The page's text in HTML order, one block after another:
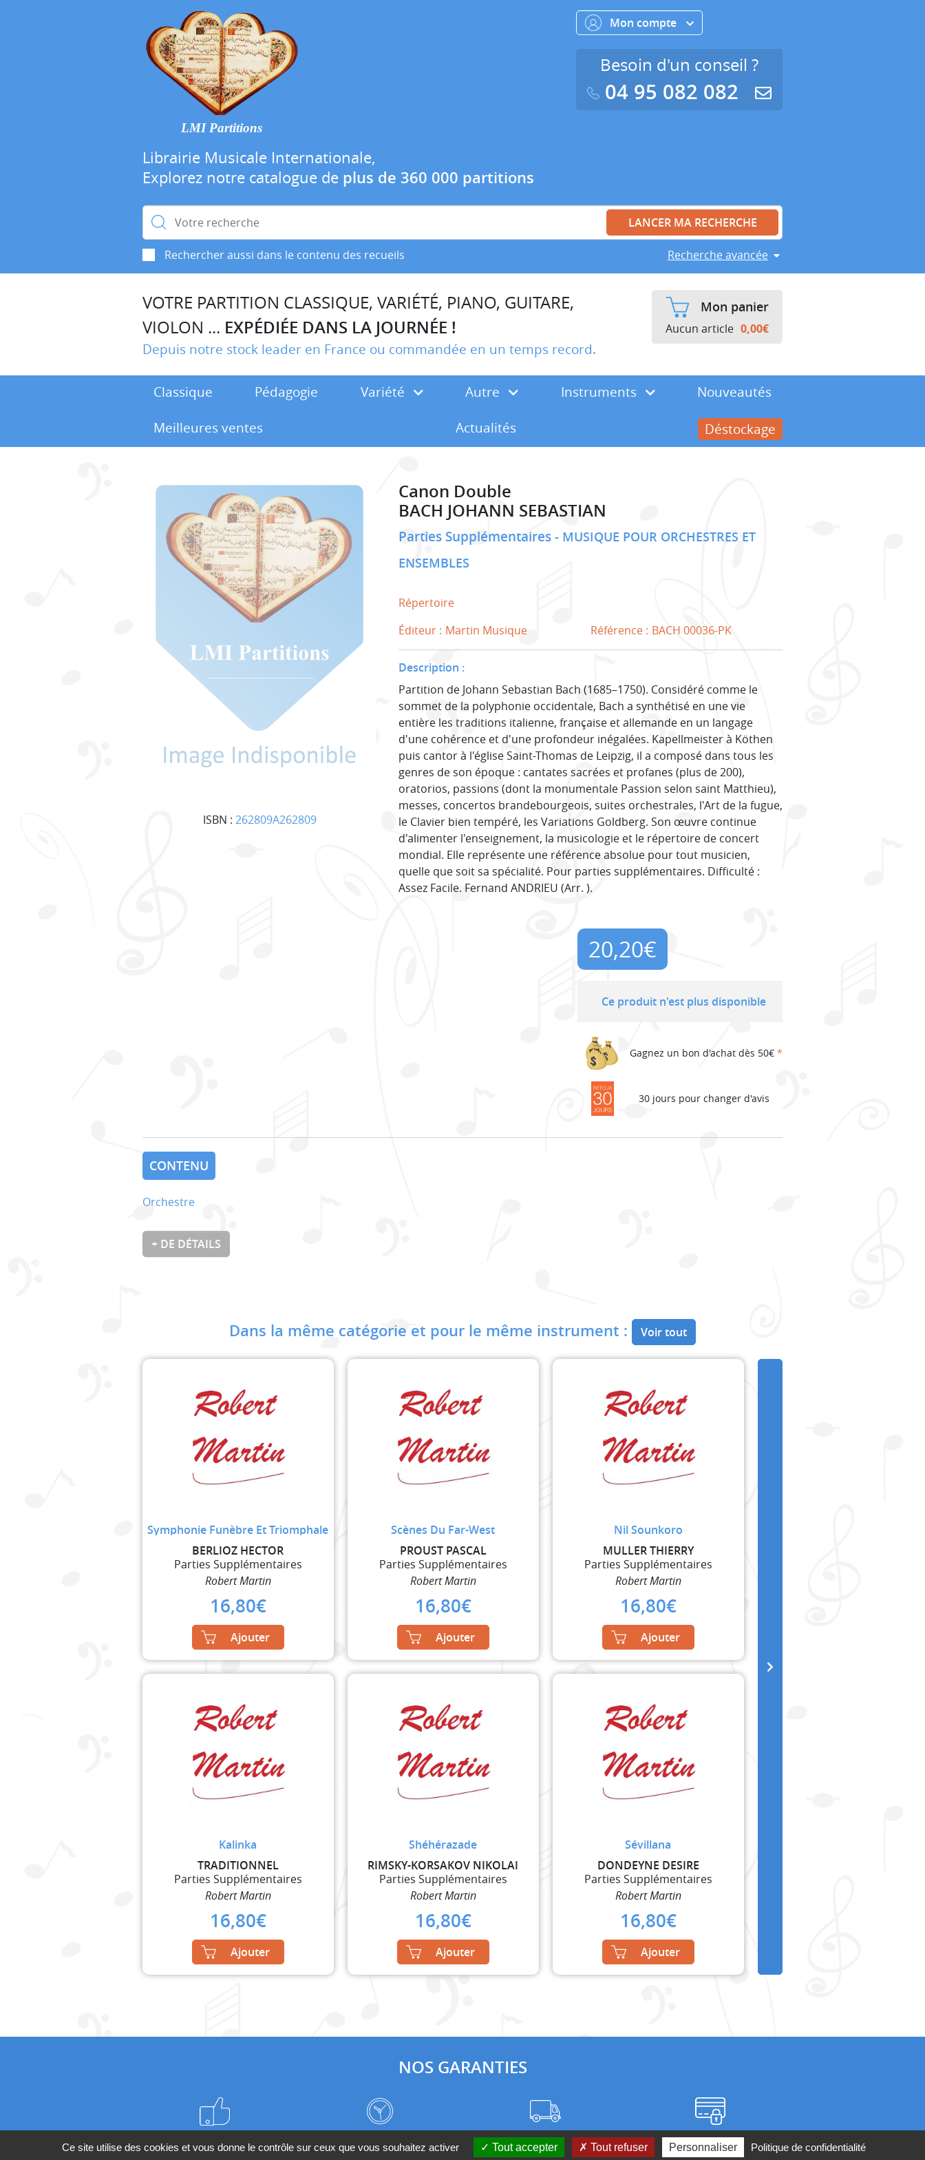
LMI Partitions
Librairie Musicale Internationale,
Explorez notre catalogue de plus de 360 000 partitions
Rechercher :
Rechercher aussi dans le contenu des recueils Recherche avancée
Mon compte
Besoin d'un conseil ?
04 95 082 082
VOTRE PARTITION CLASSIQUE, VARIÉTÉ, PIANO, GUITARE,
VIOLON ... EXPÉDIÉE DANS LA JOURNÉE !
Depuis notre stock leader en France ou commandée en un temps record.
Mon panier
Aucun article 0,00€
Classique Pédagogie Variété Autre Instruments
Nouveautés
Meilleures ventes
Actualités Déstockage
ISBN : 262809A262809
Canon Double
BACH JOHANN SEBASTIAN
Parties Supplémentaires
MUSIQUE POUR ORCHESTRES ET
ENSEMBLES
Répertoire
Éditeur : Martin Musique Référence : BACH 00036-PK
Description :
Partition de Johann Sebastian Bach (1685–1750). Considéré comme le
sommet de la polyphonie occidentale, Bach a synthétisé en une vie
entière les traditions italienne, française et allemande en un langage
d'une cohérence et d'une profondeur inégalées. Kapellmeister à Köthen
puis cantor à l'église Saint-Thomas de Leipzig, il a composé dans tous les
genres de son époque : cantates sacrées et profanes (plus de 200),
oratorios, passions (dont la monumentale Passion selon saint Matthieu),
messes, concertos brandebourgeois, suites orchestrales, l'Art de la fugue,
le Clavier bien tempéré, les Variations Goldberg. Son œuvre continue
d'alimenter l'enseignement, la musicologie et le répertoire de concert
mondial. Elle représente une référence absolue pour tout musicien,
quelle que soit sa spécialité. Pour parties supplémentaires. Difficulté :
Assez Facile. Fernand ANDRIEU (Arr. ).
20,20€
Ce produit n'est plus disponible
Gagnez un bon d'achat dès 50€ *
30 jours pour changer d'avis
CONTENU
Orchestre
+ DE DÉTAILS
Dans la même catégorie et pour le même instrument : Voir tout
Symphonie Funèbre Et Triomphale
BERLIOZ HECTOR
Parties Supplémentaires
Robert Martin
16,80€
Ajouter
Scènes Du Far-West
PROUST PASCAL
Parties Supplémentaires
Robert Martin
16,80€
Ajouter
Nil Sounkoro
MULLER THIERRY
Parties Supplémentaires
Robert Martin
16,80€
Ajouter
Kalinka
TRADITIONNEL
Parties Supplémentaires
Robert Martin
16,80€
Ajouter
Shéhérazade
RIMSKY-KORSAKOV NIKOLAI
Parties Supplémentaires
Robert Martin
16,80€
Ajouter
Sévillana
DONDEYNE DESIRE
Parties Supplémentaires
Robert Martin
16,80€
Ajouter
NOS GARANTIES
Meilleurs prix du web Frais de port à prix coûtant Paiement sécurisé
Ce site utilise des cookies et vous donne le contrôle sur ceux que vous souhaitez activer Tout accepter Tout refuser Personnaliser Politique de confidentialité